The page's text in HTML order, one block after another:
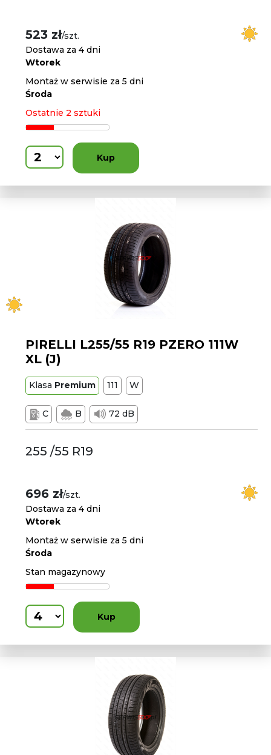
523 zł/szt.
Dostawa za 4 dni
Wtorek
Montaż w serwisie za 5 dni
Środa
Ostatnie 2 sztuki
Kup
PIRELLI L255/55 R19 PZERO 111W
XL (J)
Klasa Premium 111 W
C B 72 dB
255 /55 R19
696 zł/szt.
Dostawa za 4 dni
Wtorek
Montaż w serwisie za 5 dni
Środa
Stan magazynowy
Kup